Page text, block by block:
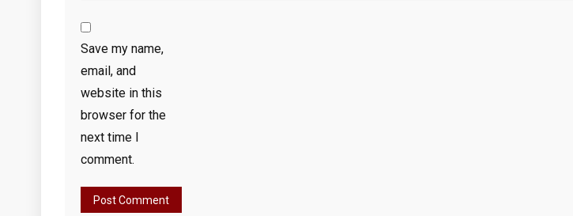
Save my name,
email, and
website in this
browser for the
next time I
comment.